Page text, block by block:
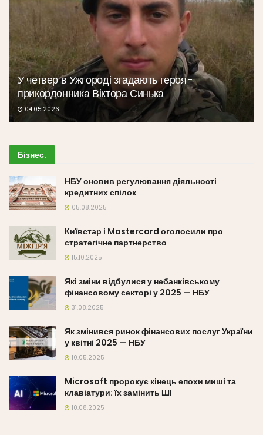
У четвер в Ужгороді згадають героя-
прикордонника Віктора Синька
04.05.2026
Бізнес.
НБУ оновив регулювання діяльності
кредитних спілок
05.08.2025
Київстар і Mastercard оголосили про
стратегічне партнерство
15.10.2025
Які зміни відбулися у небанківському
фінансовому секторі у 2025 — НБУ
31.08.2025
Як змінився ринок фінансових послуг України
у квітні 2025 — НБУ
10.05.2025
Microsoft пророкує кінець епохи миші та
клавіатури: їх замінить ШІ
10.08.2025